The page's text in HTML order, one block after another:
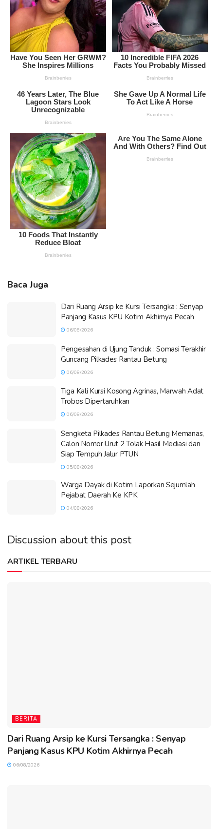
Baca Juga
Dari Ruang Arsip ke Kursi Tersangka : Senyap
Panjang Kasus KPU Kotim Akhirnya Pecah
06/08/2026
Pengesahan di Ujung Tanduk : Somasi Terakhir
Guncang Pilkades Rantau Betung
06/08/2026
Tiga Kali Kursi Kosong Agrinas, Marwah Adat
Trobos Dipertaruhkan
06/08/2026
Sengketa Pilkades Rantau Betung Memanas,
Calon Nomor Urut 2 Tolak Hasil Mediasi dan
Siap Tempuh Jalur PTUN
05/08/2026
Warga Dayak di Kotim Laporkan Sejumlah
Pejabat Daerah Ke KPK
04/08/2026
Discussion about this post
ARTIKEL TERBARU
BERITA
Dari Ruang Arsip ke Kursi Tersangka : Senyap
Panjang Kasus KPU Kotim Akhirnya Pecah
06/08/2026